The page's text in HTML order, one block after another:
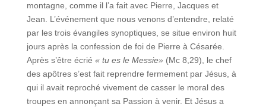
montagne, comme il l’a fait avec Pierre, Jacques et
Jean. L’événement que nous venons d’entendre, relaté
par les trois évangiles synoptiques, se situe environ huit
jours après la confession de foi de Pierre à Césarée.
Après s’être écrié « tu es le Messie» (Mc 8,29), le chef
des apôtres s’est fait reprendre fermement par Jésus, à
qui il avait reproché vivement de casser le moral des
troupes en annonçant sa Passion à venir. Et Jésus a